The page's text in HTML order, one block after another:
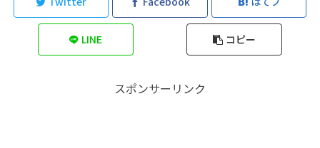
LINE コピー
スポンサーリンク